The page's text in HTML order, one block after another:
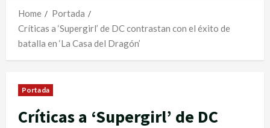
Home
Portada
Críticas a ‘Supergirl’ de DC contrastan con el éxito de
batalla en ‘La Casa del Dragón’
Portada
Críticas a ‘Supergirl’ de DC